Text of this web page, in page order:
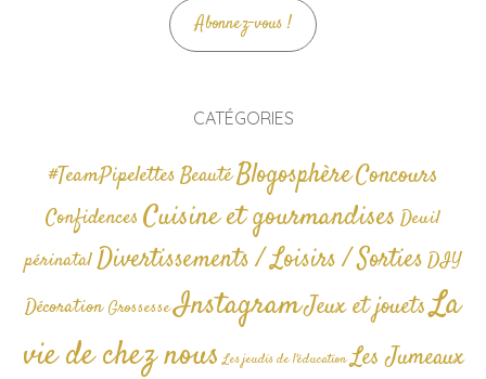
Abonnez-vous !
CATÉGORIES
#TeamPipelettesBeautéBlogosphèreConcours
Confidences Cuisine et gourmandises Deuil
périnatalDivertissements / Loisirs / SortiesDIY
Décoration GrossesseInstagramJeux et jouetsLa
vie de chez nous Les jeudis de l'éducation Les Jumeaux